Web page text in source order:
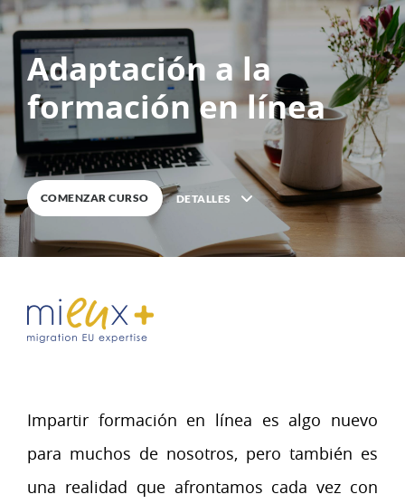
%COMPLETA
Adaptación a la
formación en línea
COMENZAR CURSO DETALLES
Impartir formación en línea es algo nuevo
para muchos de nosotros, pero también es
una realidad que afrontamos cada vez con